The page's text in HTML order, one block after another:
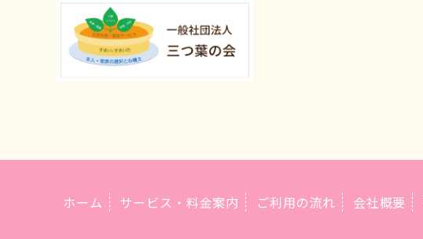
ホーム サービス・料金案内 ご利用の流れ 会社概要